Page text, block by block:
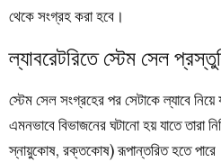
থেকে সংগ্রহ করা হবে।
ল্যাবরেটরিতে স্টেম সেল
স্টেম সেল সংগ্রহের পর সেটাকে ল্যাবে
এমনভাবে বিভাজনের ঘটানো হয় যাতে তারা
স্নায়ুকোষ, রক্তকোষ) রূপান্তরিত হতে